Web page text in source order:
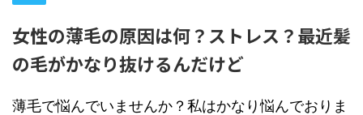
女性の薄毛の原因は何？ストレス？最近髪
の毛がかなり抜けるんだけど
薄毛で悩んでいませんか？私はかなり悩んでおりま